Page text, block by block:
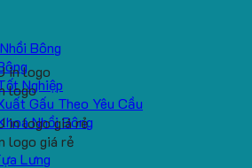
Bông
Nghiệp
Gấu Theo Yêu Cầu
Nhồi Bông
Lưng
logo
logo giá rẻ